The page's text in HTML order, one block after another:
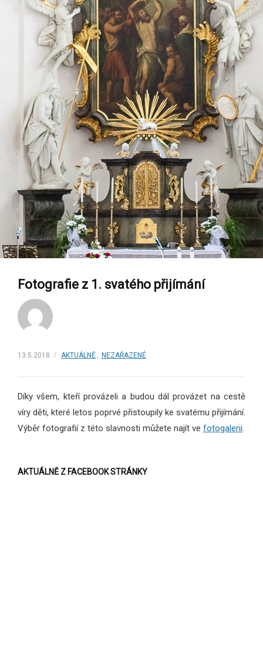
Fotografie z 1. svatého přijímání
13.5.2018 AKTUÁLNĚ , NEZAŘAZENÉ
Díky všem, kteří provázeli a budou dál provázet na cestě
víry děti, které letos poprvé přistoupily ke svatému přijímání.
Výběr fotografií z této slavnosti můžete najít ve fotogalerii.
AKTUÁLNĚ Z FACEBOOK STRÁNKY